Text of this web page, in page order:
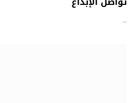
…